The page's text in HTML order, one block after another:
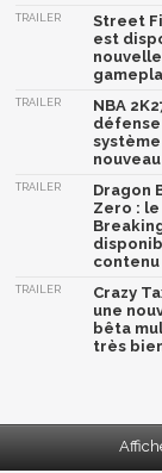
TRAILER
Street
est
TRAILER
NBA
TRAILER
Dragon
Zero : le
TRAILER
Crazy
une
bêta
très